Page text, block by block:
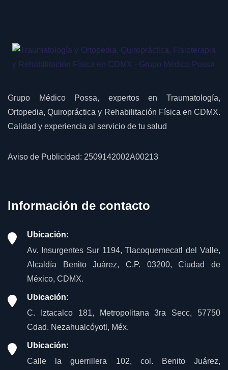
Grupo Médico Possa, expertos en Traumatología,
Ortopedia, Quiropráctica y Rehabilitación Física en CDMX.
Calidad y experiencia al servicio de tu salud
Aviso de Publicidad: 2509142002A00213
Información de contacto
Ubicación:
Av. Insurgentes Sur 1194, Tlacoquemecatl del Valle,
Alcaldía Benito Juárez, C.P. 03200, Ciudad de
México, CDMX.
Ubicación:
C. Iztacalco 181, Metropolitana 3ra Secc, 57750
Cdad. Nezahualcóyotl, Méx.
Ubicación:
Calle la guerrillera 102, col. Benito Juárez,